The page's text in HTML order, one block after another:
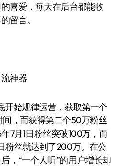
喜爱，每天在后台都能收
留言。
神器
开始规律运营，获取第一个
，而获得第二个50万粉丝
7月1日粉丝突破100万，而
粉丝就达到了200万。在公
，“一个人听”的用户增长却